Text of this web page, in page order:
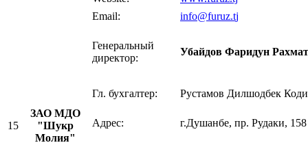
Email:
info@furuz.tj
15
ЗАО МДО
"Шукр
Молия"
Генеральный
директор:
Убайдов Фаридун
Гл. бухгалтер: Рустамов Дилшодбек
Адрес: г.Душанбе, пр. Рудаки, 158